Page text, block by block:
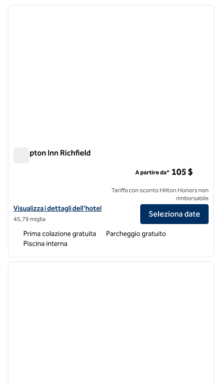
1 di 12
Hampton Inn Richfield
Visualizza i dettagli dell'hotel Hampton Inn Richfield
Visualizza i dettagli dell'hotel
45,79 miglia
A partire da* 105 $
Tariffa con sconto Hilton Honors non
rimborsabile
Seleziona date
Prima colazione gratuita
Parcheggio gratuito
Piscina interna
1 di 12